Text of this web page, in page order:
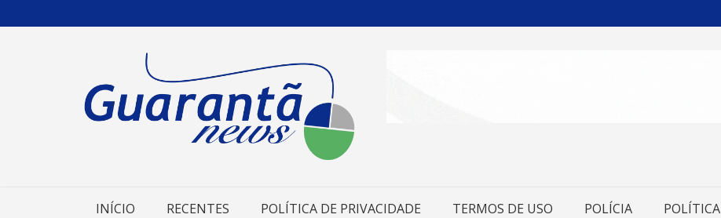
para
INÍCIO RECENTES POLÍTICA DE PRIVACIDADE TERMOS DE USO POLÍCIA POLÍTICA